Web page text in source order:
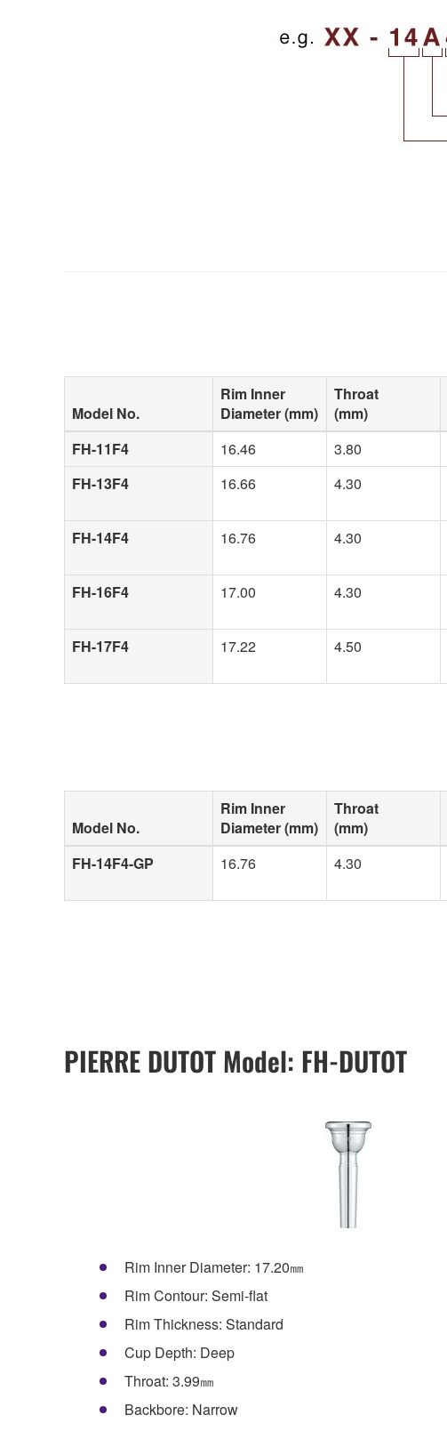
Model No.
Rim Inner
Diameter (mm)
Throat
(mm)
FH-11F4
16.46 3.80
FH-13F4
16.66 4.30
FH-14F4
16.76 4.30
FH-16F4
17.00 4.30
FH-17F4
17.22 4.50
Model No.
Rim Inner
Diameter (mm)
Throat
(mm)
FH-14F4-GP
16.76 4.30
PIERRE DUTOT Model: FH-DUTOT
Rim Inner Diameter: 17.20㎜
Rim Contour: Semi-flat
Rim Thickness: Standard
Cup Depth: Deep
Throat: 3.99㎜
Backbore: Narrow